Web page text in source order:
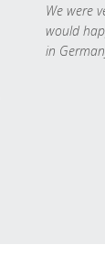
We were
would
in